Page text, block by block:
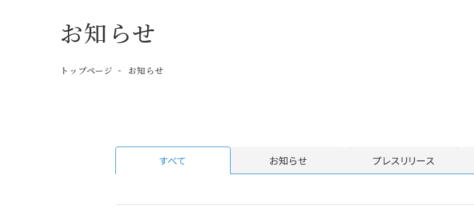
お知らせ
トップページ お知らせ
すべて お知らせ プレスリリース